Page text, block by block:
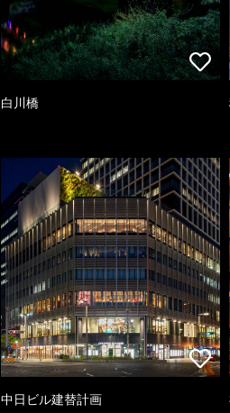
白川橋
中日ビル建替計画